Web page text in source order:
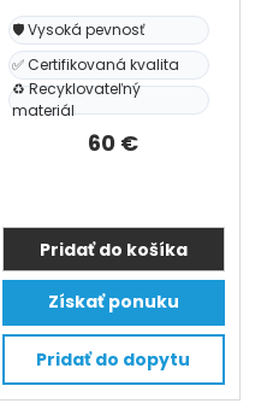
🛡️ Vysoká pevnosť
✅ Certifikovaná kvalita
♻️ Recyklovateľný
materiál
60 €
Pridať do košíka
Tento
produkt
má
viacero
variantov.
Získať ponuku
Pridať do dopytu